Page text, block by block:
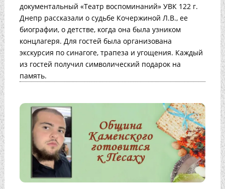
документальный «Театр воспоминаний» УВК 122 г.
Днепр рассказали о судьбе Кочержиной Л.В., ее
биографии, о детстве, когда она была узником
концлагеря. Для гостей была организована
экскурсия по синагоге, трапеза и угощения. Каждый
из гостей получил символический подарок на
память.